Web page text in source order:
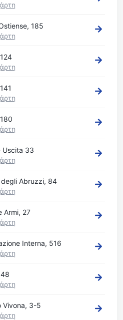
185
Uscita 33
Abruzzi, 84
Armi, 27
Interna, 516
Vivona, 3-5